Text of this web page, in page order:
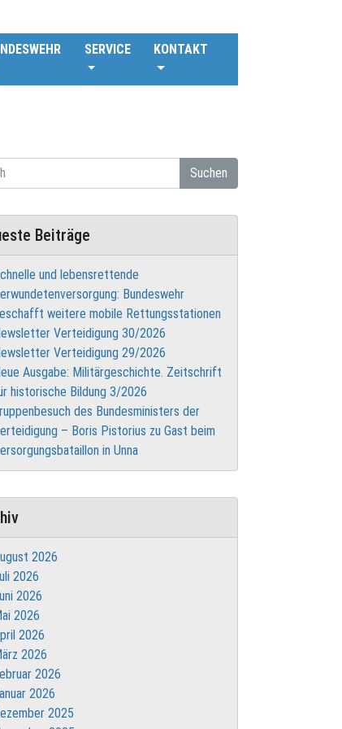
SERVICE KONTAKT
Suchen
Beiträge
und lebensrettende
Bundeswehr
weitere mobile Rettungsstationen
Verteidigung 30/2026
Verteidigung 29/2026
Ausgabe: Militärgeschichte. Zeitschrift
historische Bildung 3/2026
des Bundesministers der
– Boris Pistorius zu Gast beim
in Unna
2026
2026
2026
2026
2026
2026
2026
2026
2025